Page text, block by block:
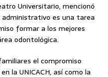
Universitario, mencionó
administrativo es una tarea
formar a los mejores
odontológica.
el compromiso
la UNICACH, así como la